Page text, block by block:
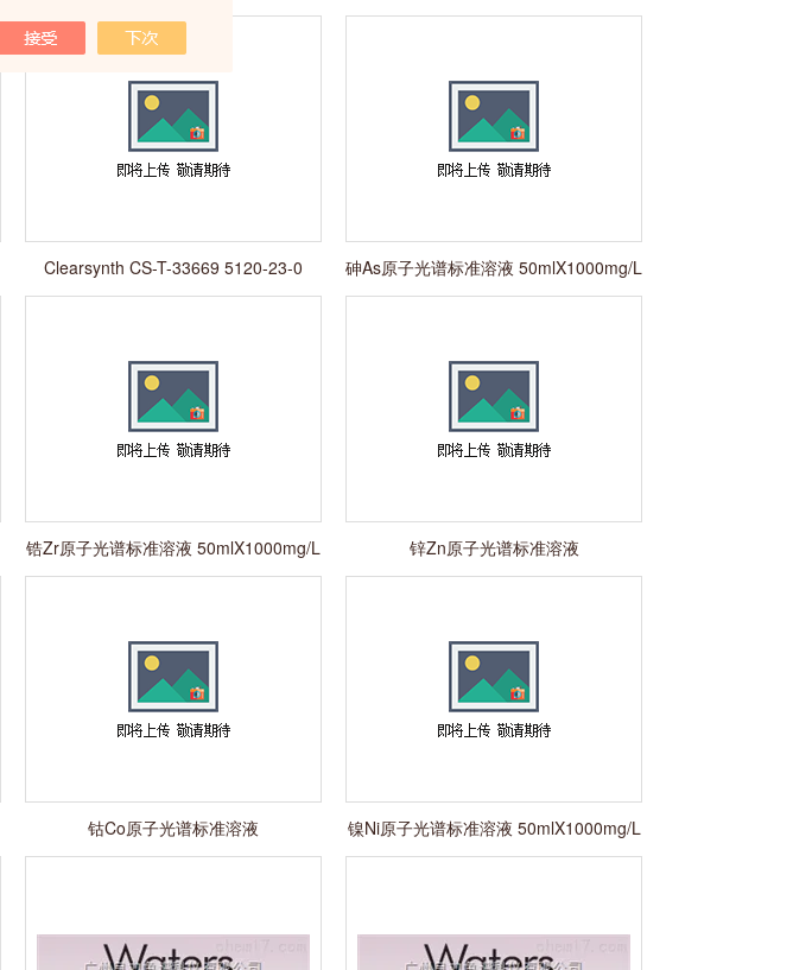
Thiazopyr 117718-60-
Isoprothiolane 50512-
Clearsynth CS-T-33669 5120-23-0
50mg
砷As原子光谱标准溶液 50mlX1000mg/L
锆Zr原子光谱标准溶液 50mlX1000mg/L
锌Zn原子光谱标准溶液
50mlX1000mg/L
钴Co原子光谱标准溶液
50mlX1000mg/L
镍Ni原子光谱标准溶液 50mlX1000mg/L